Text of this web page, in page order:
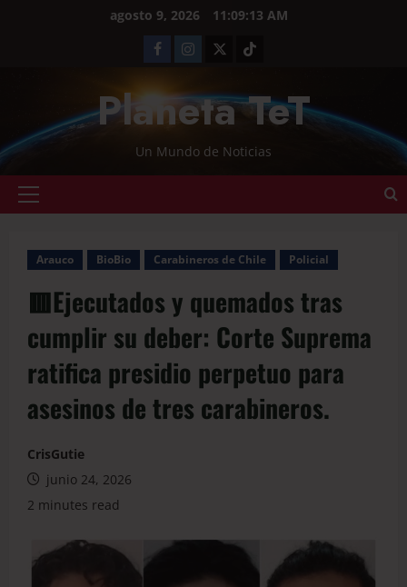
agosto 9, 2026 11:09:13 AM
Planeta TeT
Un Mundo de Noticias
Arauco BioBio Carabineros de Chile Policial
🟥Ejecutados y quemados tras
cumplir su deber: Corte Suprema
ratifica presidio perpetuo para
asesinos de tres carabineros.
CrisGutie
junio 24, 2026
2 minutes read